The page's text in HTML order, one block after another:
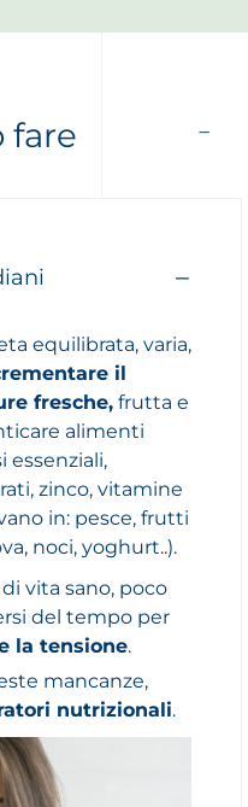
fare
equilibrata, varia,
il
fresche, frutta e
alimenti
essenziali,
zinco, vitamine
in: pesce, frutti
noci, yoghurt..).
vita sano, poco
del tempo per
la tensione.
mancanze,
nutrizionali.